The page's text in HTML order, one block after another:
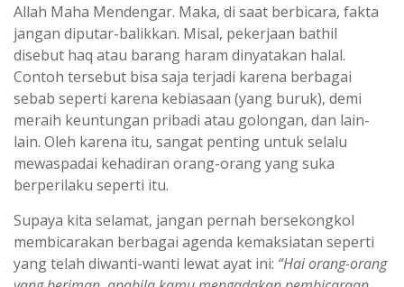
Allah Maha Mendengar. Maka, di saat berbicara, fakta
jangan diputar-balikkan. Misal, pekerjaan bathil
disebut haq atau barang haram dinyatakan halal.
Contoh tersebut bisa saja terjadi karena berbagai
sebab seperti karena kebiasaan (yang buruk), demi
meraih keuntungan pribadi atau golongan, dan lain-
lain. Oleh karena itu, sangat penting untuk selalu
mewaspadai kehadiran orang-orang yang suka
berperilaku seperti itu.
Supaya kita selamat, jangan pernah bersekongkol
membicarakan berbagai agenda kemaksiatan seperti
yang telah diwanti-wanti lewat ayat ini: “Hai orang-orang